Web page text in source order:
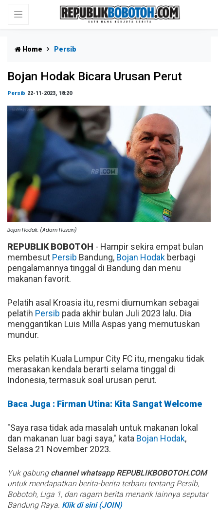
Home Persib
Bojan Hodak Bicara Urusan Perut
Persib 22-11-2023, 18:20
Bojan Hodak. (Adam Husein)
REPUBLIK BOBOTOH - Hampir sekira empat bulan
membesut Persib Bandung, Bojan Hodak berbagi
pengalamannya tinggal di Bandung dan menu
makanan favorit.
Pelatih asal Kroasia itu, resmi diumumkan sebagai
pelatih Persib pada akhir bulan Juli 2023 lalu. Dia
menggantikan Luis Milla Aspas yang memutuskan
mundur.
Eks pelatih Kuala Lumpur City FC itu, mengaku tidak
merasakan kendala berarti selama tinggal di
Indonesia, termasuk soal urusan perut.
Baca Juga : Firman Utina: Kita Sangat Welcome
"Saya rasa tidak ada masalah untuk makanan lokal
dan makanan luar bagi saya," kata Bojan Hodak,
Selasa 21 November 2023.
Yuk gabung channel whatsapp REPUBLIKBOBOTOH.COM
untuk mendapatkan berita-berita terbaru tentang Persib,
Bobotoh, Liga 1, dan ragam berita menarik lainnya seputar
Bandung Raya. Klik di sini (JOIN)